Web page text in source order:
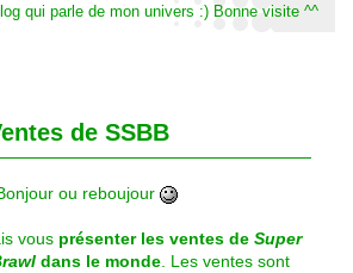
qui parle de mon univers :) Bonne visite ^^
de SSBB
ou reboujour
vous présenter les ventes de Super
dans le monde. Les ventes sont